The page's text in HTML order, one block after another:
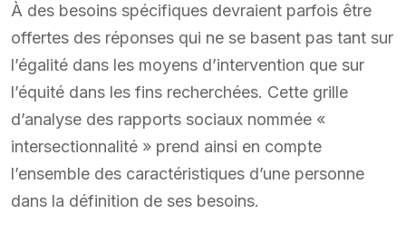
À des besoins spécifiques devraient parfois être
offertes des réponses qui ne se basent pas tant sur
l’égalité dans les moyens d’intervention que sur
l’équité dans les fins recherchées. Cette grille
d’analyse des rapports sociaux nommée «
intersectionnalité » prend ainsi en compte
l’ensemble des caractéristiques d’une personne
dans la définition de ses besoins.